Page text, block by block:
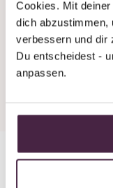
Cookies. Mit
dich abzustimmen,
verbessern und dir
Du entscheidest -
anpassen.
weekends!
+43